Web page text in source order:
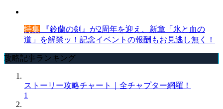
特集 『鈴蘭の剣』が2周年を迎え、新章「氷と血の
道」を解禁ッ！記念イベントの報酬もお見逃し無く！
攻略記事ランキング
ストーリー攻略チャート｜全チャプター網羅！
1